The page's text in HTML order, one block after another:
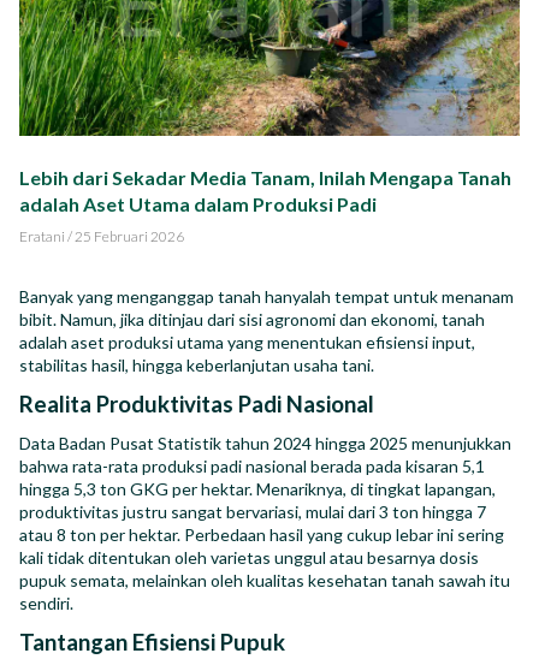
Yayasan Segenggam Beras
Media
Karir
ID EN
Lebih dari Sekadar Media Tanam, Inilah Mengapa Tanah
adalah Aset Utama dalam Produksi Padi
Eratani /25 Februari 2026
Banyak yang menganggap tanah hanyalah tempat untuk menanam
bibit. Namun, jika ditinjau dari sisi agronomi dan ekonomi, tanah
adalah aset produksi utama yang menentukan efisiensi input,
stabilitas hasil, hingga keberlanjutan usaha tani.
Realita Produktivitas Padi Nasional
Data Badan Pusat Statistik tahun 2024 hingga 2025 menunjukkan
bahwa rata-rata produksi padi nasional berada pada kisaran 5,1
hingga 5,3 ton GKG per hektar. Menariknya, di tingkat lapangan,
produktivitas justru sangat bervariasi, mulai dari 3 ton hingga 7
atau 8 ton per hektar. Perbedaan hasil yang cukup lebar ini sering
kali tidak ditentukan oleh varietas unggul atau besarnya dosis
pupuk semata, melainkan oleh kualitas kesehatan tanah sawah itu
sendiri.
Tantangan Efisiensi Pupuk